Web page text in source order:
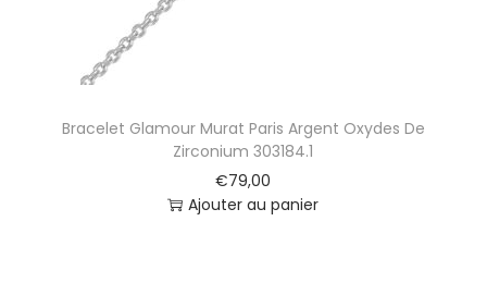
Bracelet Glamour Murat Paris Argent Oxydes De
Zirconium 303184.1
€79,00
Ajouter au panier